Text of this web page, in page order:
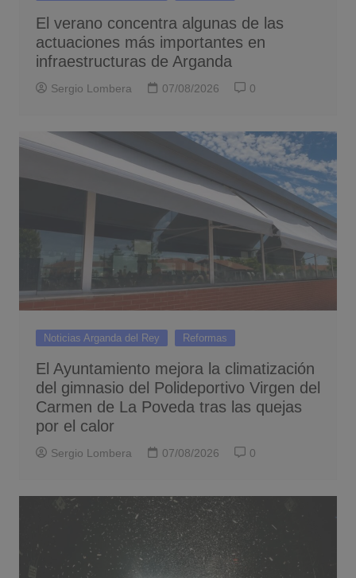
El verano concentra algunas de las
actuaciones más importantes en
infraestructuras de Arganda
Sergio Lombera 07/08/2026 0
Noticias Arganda del Rey Reformas
El Ayuntamiento mejora la climatización
del gimnasio del Polideportivo Virgen del
Carmen de La Poveda tras las quejas
por el calor
Sergio Lombera 07/08/2026 0